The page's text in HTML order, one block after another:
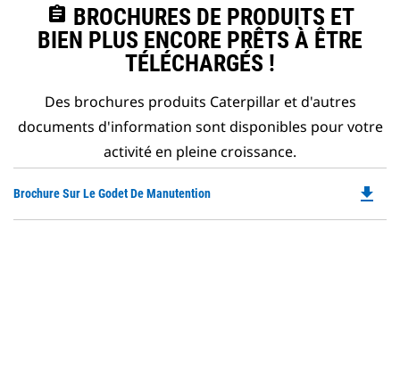
assignment BROCHURES DE PRODUITS ET
BIEN PLUS ENCORE PRÊTS À ÊTRE
TÉLÉCHARGÉS !
Des brochures produits Caterpillar et d'autres
documents d'information sont disponibles pour votre
activité en pleine croissance.
Brochure Sur Le Godet De Manutention file_download